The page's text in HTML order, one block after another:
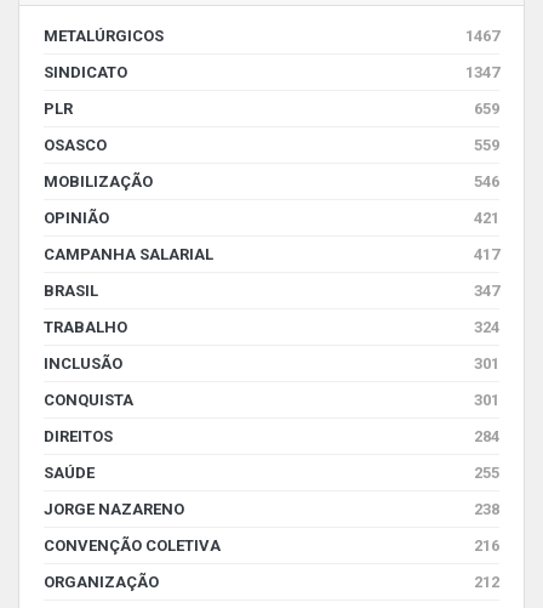
METALÚRGICOS
1467
SINDICATO
1347
PLR
659
OSASCO
559
MOBILIZAÇÃO
546
OPINIÃO
421
CAMPANHA SALARIAL
417
BRASIL
347
TRABALHO
324
INCLUSÃO
301
CONQUISTA
301
DIREITOS
284
SAÚDE
255
JORGE NAZARENO
238
CONVENÇÃO COLETIVA
216
ORGANIZAÇÃO
212